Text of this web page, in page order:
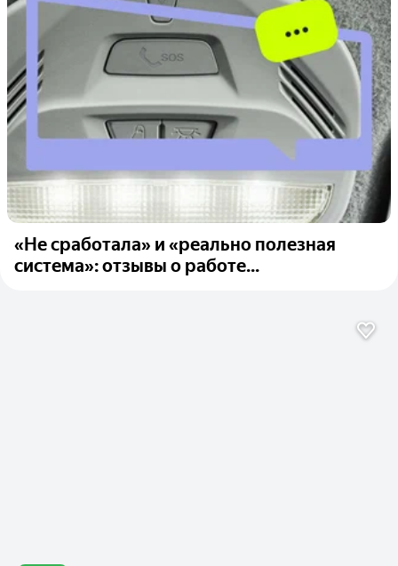
«Не сработала» и «реально полезная
система»: отзывы о работе...